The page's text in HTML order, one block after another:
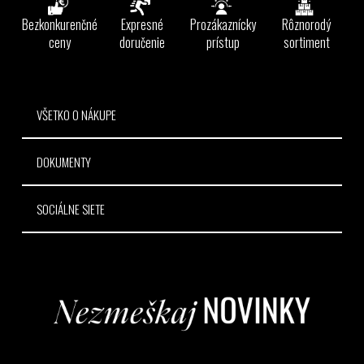
p
Bezkonkurenčné
ceny
Expresné
doručenie
Prozákaznícky
prístup
Rôznorodý
sortiment
VŠETKO O NÁKUPE
DOKUMENTY
SOCIÁLNE SIETE